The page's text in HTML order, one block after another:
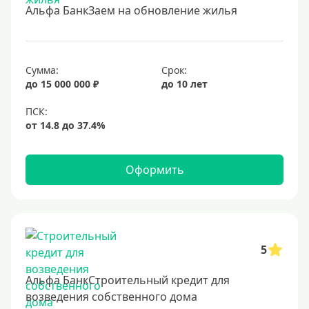
Год
3 года
8 лет
9 лет
10 лет
15 лет
Альфа БанкЗаем на обновление жилья
Сумма:
до 15 000 000 ₽
Срок:
до 10 лет
Оформить
5
Альфа БанкСтроительный кредит для
возведения собственного дома